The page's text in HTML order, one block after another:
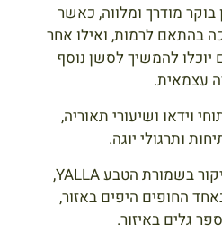
מודרך ומלווה, כאשר
בהתאם לרמות, ואילו אחר
להמשיך לסשן נוסף
עצמאית.
וידאו ושיעורי תאוריה,
ותרגולי יוגה.
במהלך הטיול נצע לביקור בשמורת הטבע YALLA,
החופים היפים באזור,
גלים באיזור.